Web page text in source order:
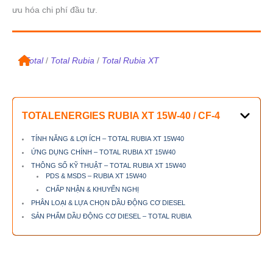
ưu hóa chi phí đầu tư.
/Total / Total Rubia / Total Rubia XT
TOTALENERGIES RUBIA XT 15W-40 / CF-4
TÍNH NĂNG & LỢI ÍCH – TOTAL RUBIA XT 15W40
ỨNG DỤNG CHÍNH – TOTAL RUBIA XT 15W40
THÔNG SỐ KỸ THUẬT – TOTAL RUBIA XT 15W40
PDS & MSDS – RUBIA XT 15W40
CHẤP NHẬN & KHUYẾN NGHỊ
PHÂN LOẠI & LỰA CHỌN DẦU ĐỘNG CƠ DIESEL
SẢN PHẨM DẦU ĐỘNG CƠ DIESEL – TOTAL RUBIA